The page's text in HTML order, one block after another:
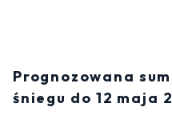
Prognozowana
śniegu do 12 maja